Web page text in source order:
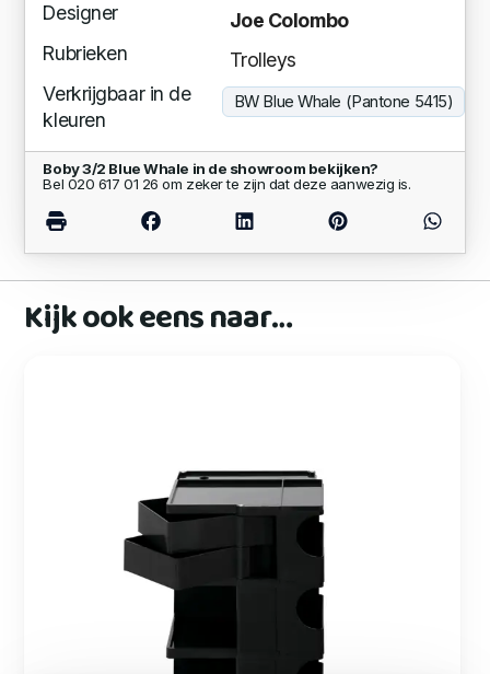
Designer
Joe Colombo
Rubrieken
Trolleys
Verkrijgbaar in de
kleuren
BW Blue Whale (Pantone 5415)
Boby 3/2 Blue Whale in de showroom bekijken?
Bel 020 617 01 26 om zeker te zijn dat deze aanwezig is.
Kijk ook eens naar…